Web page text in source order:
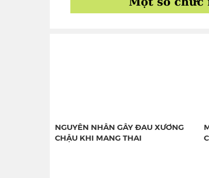
NGUYÊN NHÂN GÂY ĐAU XƯƠNG
CHẬU KHI MANG THAI